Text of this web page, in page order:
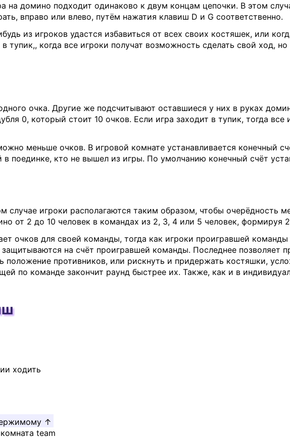
на домино подходит одинаково к двум концам цепочки. В этом
вправо или влево, путём нажатия клавиш D и G соответственно.
из игроков удастся избавиться от всех своих костяшек, или
тупик,, когда все игроки получат возможность сделать свой ход,
очка. Другие же подсчитывают оставшиеся у них в руках
0, который стоит 10 очков. Если игра заходит в тупик, тогда
меньше очков. В игровой комнате устанавливается конечный
поединке, кто не вышел из игры. По умолчанию конечный счёт
игроки располагаются таким образом, чтобы очерёдность
от 2 до 10 человек в командах из 2, 3, 4 или 5 человек, формируя
очков для своей команды, тогда как игроки проигравшей
на счёт проигравшей команды. Последнее позволяет
положение противников, или рискнуть и придержать костяшки,
по команде закончит раунд быстрее их. Также, как и в
ходить
↑
team